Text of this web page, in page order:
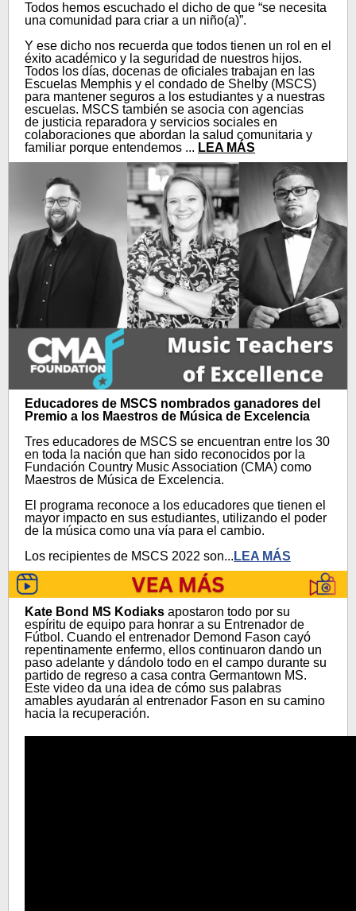
Todos hemos escuchado el dicho de que “se necesita
una comunidad para criar a un niño(a)”.
Y ese dicho nos recuerda que todos tienen un rol en el
éxito académico y la seguridad de nuestros hijos.
Todos los días, docenas de oficiales trabajan en las
Escuelas Memphis y el condado de Shelby (MSCS)
para mantener seguros a los estudiantes y a nuestras
escuelas. MSCS también se asocia con agencias
de justicia reparadora y servicios sociales en
colaboraciones que abordan la salud comunitaria y
familiar porque entendemos ... LEA MÁS
Educadores de MSCS nombrados ganadores del
Premio a los Maestros de Música de Excelencia
Tres educadores de MSCS se encuentran entre los 30
en toda la nación que han sido reconocidos por la
Fundación Country Music Association (CMA) como
Maestros de Música de Excelencia.
El programa reconoce a los educadores que tienen el
mayor impacto en sus estudiantes, utilizando el poder
de la música como una vía para el cambio.
Los recipientes de MSCS 2022 son... LEA MÁS
Kate Bond MS Kodiaks apostaron todo por su
espíritu de equipo para honrar a su Entrenador de
Fútbol. Cuando el entrenador Demond Fason cayó
repentinamente enfermo, ellos continuaron dando un
paso adelante y dándolo todo en el campo durante su
partido de regreso a casa contra Germantown MS.
Este video da una idea de cómo sus palabras
amables ayudarán al entrenador Fason en su camino
hacia la recuperación.